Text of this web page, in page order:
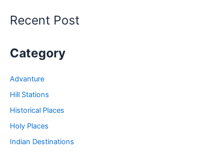
ghumne
ki
Recent Post
Category
Advanture
Hill Stations
Historical Places
Holy Places
Indian Destinations